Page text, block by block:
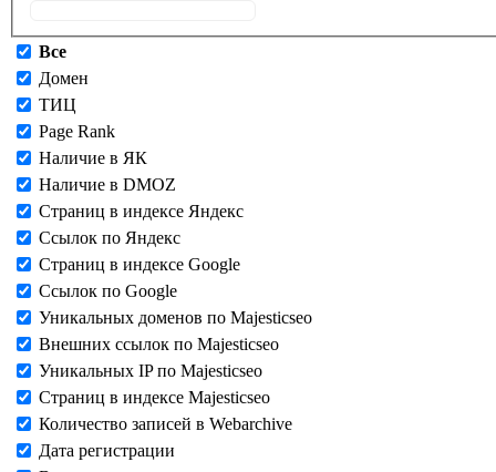
Все
Домен
ТИЦ
Page Rank
Наличие в ЯК
Наличие в DMOZ
Страниц в индексе Яндекс
Ссылок по Яндекс
Страниц в индексе Google
Ссылок по Google
Уникальных доменов по Majesticseo
Внешних ссылок по Majesticseo
Уникальных IP по Majesticseo
Страниц в индексе Majesticseo
Количество записей в Webarchive
Дата регистрации